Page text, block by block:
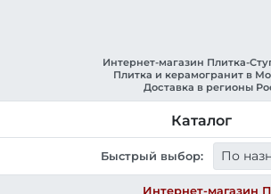
Интернет-магазин Плитка-
Плитка и керамогранит в
Доставка в регионы
Каталог
Быстрый выбор: По
Интернет-магазин